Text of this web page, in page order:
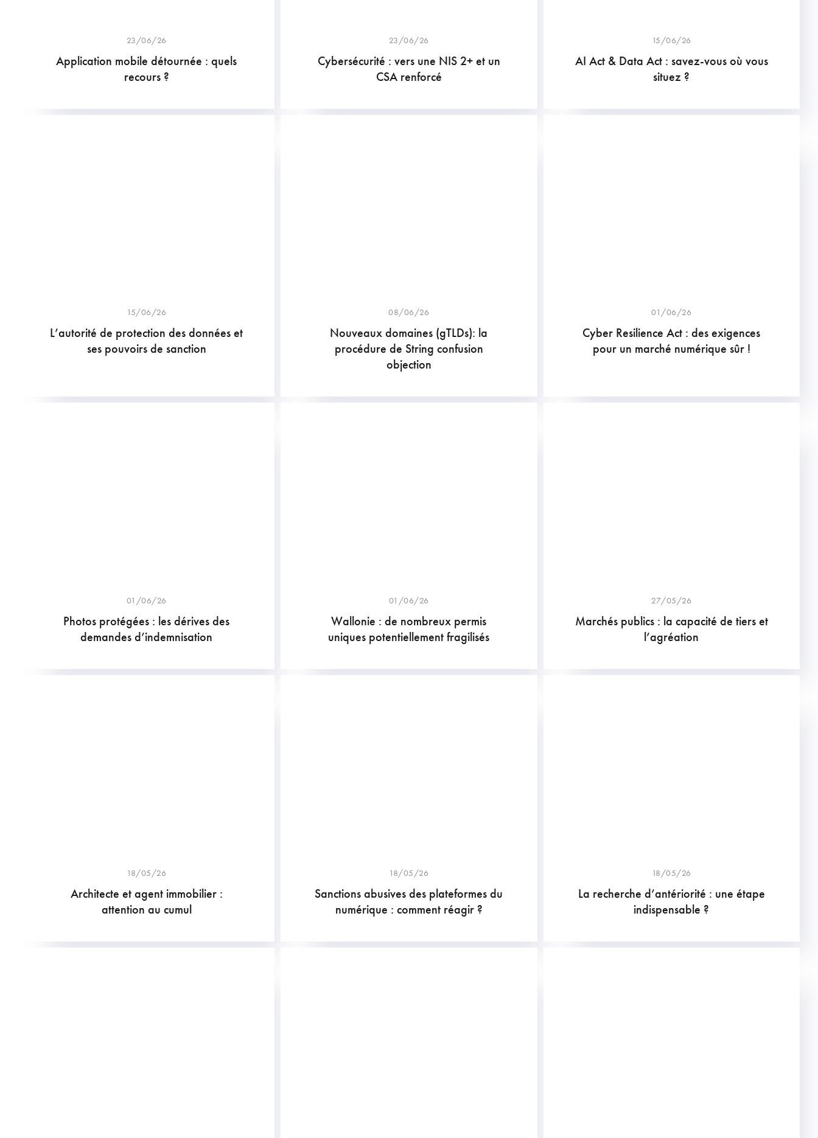
23/06/26
Application mobile détournée : quels
recours ?
23/06/26
Cybersécurité : vers une NIS 2+ et un
CSA renforcé
15/06/26
AI Act & Data Act : savez-vous où vous
situez ?
15/06/26
L’autorité de protection des données et
ses pouvoirs de sanction
08/06/26
Nouveaux domaines (gTLDs): la
procédure de String confusion
objection
01/06/26
Cyber Resilience Act : des exigences
pour un marché numérique sûr !
01/06/26
Photos protégées : les dérives des
demandes d’indemnisation
01/06/26
Wallonie : de nombreux permis
uniques potentiellement fragilisés
27/05/26
Marchés publics : la capacité de tiers et
l’agréation
18/05/26
Architecte et agent immobilier :
attention au cumul
18/05/26
Sanctions abusives des plateformes du
numérique : comment réagir ?
18/05/26
La recherche d’antériorité : une étape
indispensable ?